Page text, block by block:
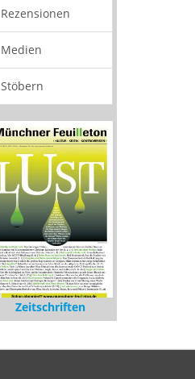
Rezensionen
Medien
Stöbern
Zeitschriften